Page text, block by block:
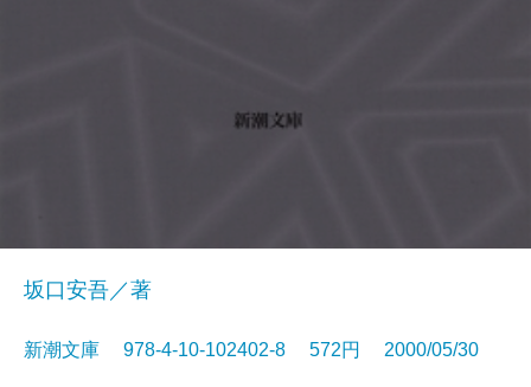
坂口安吾／著
新潮文庫 978-4-10-102402-8 572円 2000/05/30